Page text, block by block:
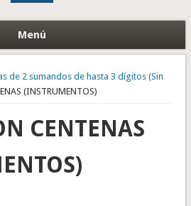
Menú
de 2 sumandos de hasta 3 dígitos (Sin
(INSTRUMENTOS)
CENTENAS